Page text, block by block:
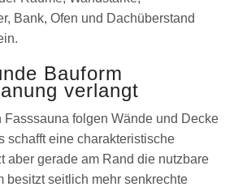
Bank, Ofen und Dachüberstand
Bauform
verlangt
Fasssauna folgen Wände und Decke
schafft eine charakteristische
aber gerade am Rand die nutzbare
besitzt seitlich mehr senkrechte